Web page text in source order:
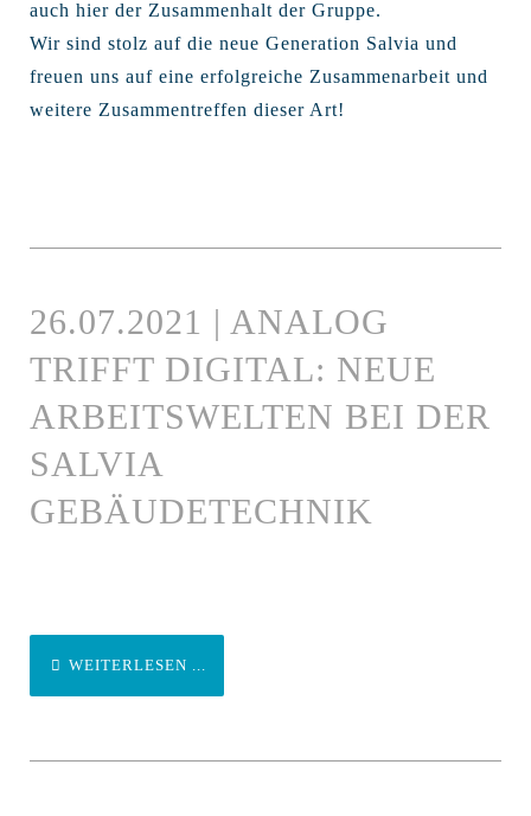
auch hier der Zusammenhalt der Gruppe.
Wir sind stolz auf die neue Generation Salvia und
freuen uns auf eine erfolgreiche Zusammenarbeit und
weitere Zusammentreffen dieser Art!
26.07.2021 | ANALOG
TRIFFT DIGITAL: NEUE
ARBEITSWELTEN BEI DER
SALVIA
GEBÄUDETECHNIK
WEITERLESEN ...